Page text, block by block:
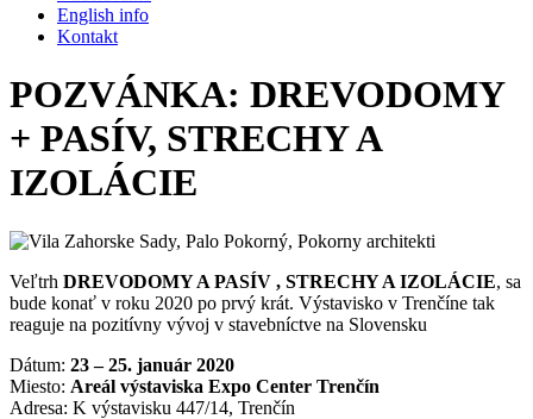
English info
Kontakt
POZVÁNKA: DREVODOMY
+ PASÍV, STRECHY A
IZOLÁCIE
Veľtrh DREVODOMY A PASÍV , STRECHY A IZOLÁCIE, sa
bude konať v roku 2020 po prvý krát. Výstavisko v Trenčíne tak
reaguje na pozitívny vývoj v stavebníctve na Slovensku
Dátum: 23 – 25. január 2020
Miesto: Areál výstaviska Expo Center Trenčín
Adresa: K výstavisku 447/14, Trenčín